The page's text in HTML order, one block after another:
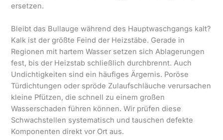
ersetzen.
Bleibt das Bullauge während des Hauptwaschgangs kalt?
Kalk ist der größte Feind der Heizstäbe. Gerade in
Regionen mit hartem Wasser setzen sich Ablagerungen
fest, bis der Heizstab schließlich durchbrennt. Auch
Undichtigkeiten sind ein häufiges Ärgernis. Poröse
Türdichtungen oder spröde Zulaufschläuche verursachen
kleine Pfützen, die schnell zu einem großen
Wasserschaden führen können. Wir prüfen diese
Schwachstellen systematisch und tauschen defekte
Komponenten direkt vor Ort aus.